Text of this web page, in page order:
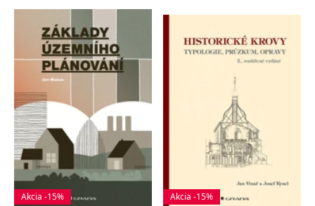
Akcia -15% Akcia -15%